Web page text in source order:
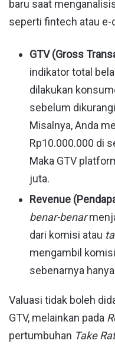
baru saat
seperti fintech atau
GTV (Gross
indikator total
dilakukan
sebelum
Misalnya, Anda
Rp10.000.000 di
Maka GTV
juta.
Revenue
benar-benar
dari komisi atau
mengambil
sebenarnya
Valuasi tidak boleh
GTV, melainkan pada
pertumbuhan Take